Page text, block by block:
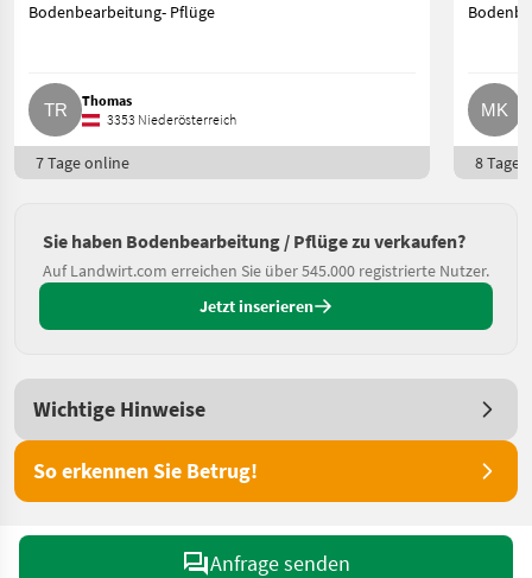
Bodenbearbeitung- Pflüge
Thomas
3353 Niederösterreich
7 Tage online 8 Tage
Sie haben Bodenbearbeitung / Pflüge zu verkaufen?
Auf Landwirt.com erreichen Sie über 545.000 registrierte Nutzer.
Jetzt inserieren
Wichtige Hinweise
So erkennen Sie Betrug!
Anfrage senden